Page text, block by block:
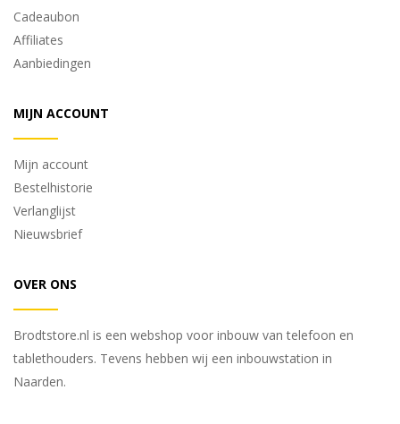
Cadeaubon
Affiliates
Aanbiedingen
MIJN ACCOUNT
Mijn account
Bestelhistorie
Verlanglijst
Nieuwsbrief
OVER ONS
Brodtstore.nl is een webshop voor inbouw van telefoon en
tablethouders. Tevens hebben wij een inbouwstation in
Naarden.